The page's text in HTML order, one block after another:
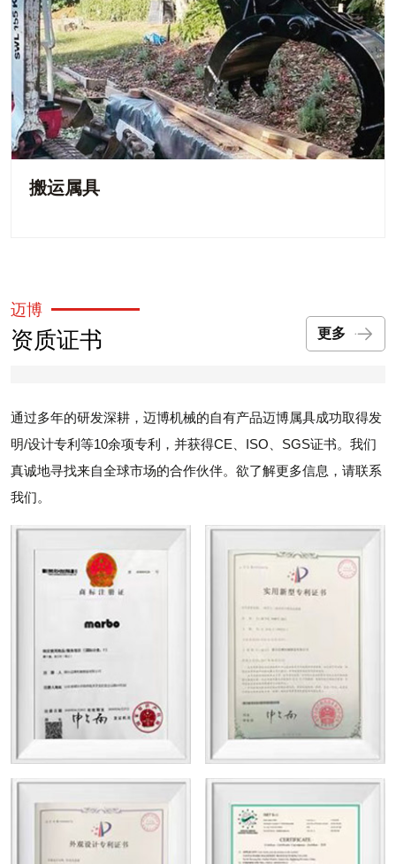
搬运属具
迈博
资质证书 更多
通过多年的研发深耕，迈博机械的自有产品迈博属具成功取得发
明/设计专利等10余项专利，并获得CE、ISO、SGS证书。我们
真诚地寻找来自全球市场的合作伙伴。欲了解更多信息，请联系
我们。